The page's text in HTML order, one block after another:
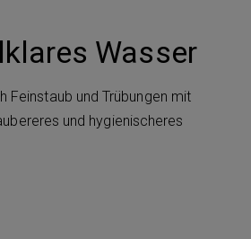
Wasser
Feinstaub und Trübungen mit
und hygienischeres